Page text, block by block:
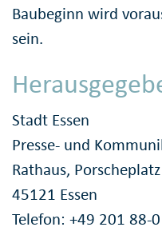
Baubeginn wird
sein.
Stadt Essen
Presse- und
Rathaus, Porscheplatz
45121 Essen
Telefon: +49 201 88-